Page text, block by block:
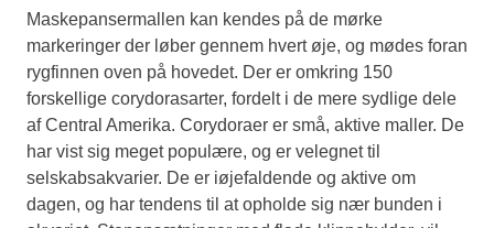
Maskepansermallen kan kendes på de mørke
markeringer der løber gennem hvert øje, og mødes foran
rygfinnen oven på hovedet. Der er omkring 150
forskellige corydorasarter, fordelt i de mere sydlige dele
af Central Amerika. Corydoraer er små, aktive maller. De
har vist sig meget populære, og er velegnet til
selskabsakvarier. De er iøjefaldende og aktive om
dagen, og har tendens til at opholde sig nær bunden i